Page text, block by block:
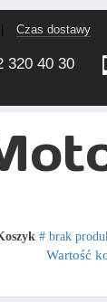
Czas dostawy
320 40 30
# brak
Wartość